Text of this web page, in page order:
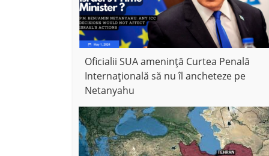
Oficialii SUA amenință Curtea Penală
Internațională să nu îl ancheteze pe
Netanyahu